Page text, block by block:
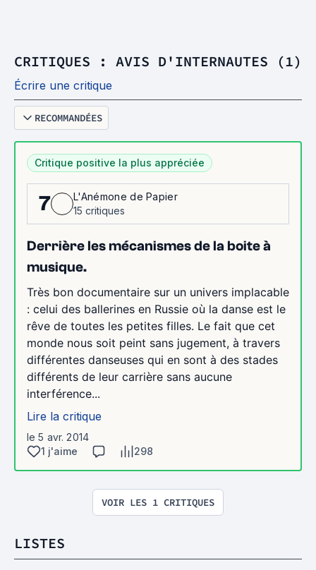
CRITIQUES : AVIS D'INTERNAUTES (1)
Écrire une critique
RECOMMANDÉES
Critique positive la plus appréciée
7
L'Anémone de Papier
15 critiques
Derrière les mécanismes de la boite à
musique.
Très bon documentaire sur un univers implacable
: celui des ballerines en Russie où la danse est le
rêve de toutes les petites filles. Le fait que cet
monde nous soit peint sans jugement, à travers
différentes danseuses qui en sont à des stades
différents de leur carrière sans aucune
interférence...
Lire la critique
le 5 avr. 2014
1 j'aime
298
VOIR LES 1 CRITIQUES
LISTES